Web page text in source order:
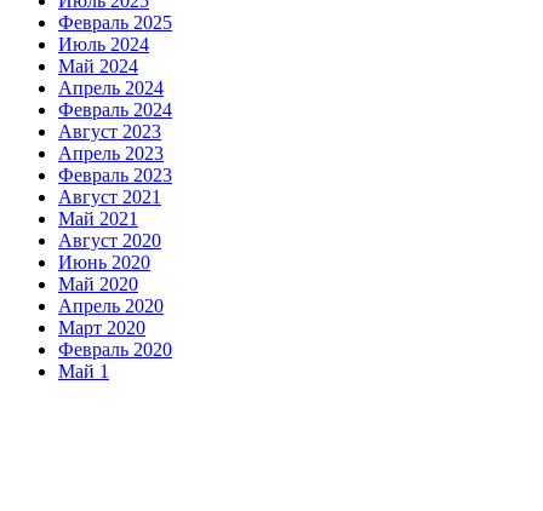
Февраль 2025
Июль 2024
Май 2024
Апрель 2024
Февраль 2024
Август 2023
Апрель 2023
Февраль 2023
Август 2021
Май 2021
Август 2020
Июнь 2020
Май 2020
Апрель 2020
Март 2020
Февраль 2020
Май 1